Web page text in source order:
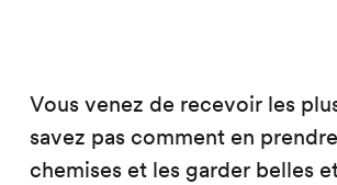
Vous venez de recevoir les
savez pas comment en
chemises et les garder belles